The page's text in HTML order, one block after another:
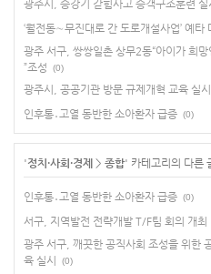
광주시, 승강기 갇힘사고 승객구조훈련 실
‘월전동∼무진대로 간 도로개설사업’ 예타
광주 서구, 쌍쌍일촌 상무2동“아이가 희
”조성
(0)
광주시, 공공기관 방문 규제개혁 교육 실시
인후통․고열 동반한 소아환자 급증 (0)
'정치·사회·경제 > 종합' 카테고리의 다른
인후통․고열 동반한 소아환자 급증 (0)
서구, 지역발전 전략개발 T/F팀 회의 개최
광주 서구, 깨끗한 공직사회 조성을 위한
육 실시
(0)